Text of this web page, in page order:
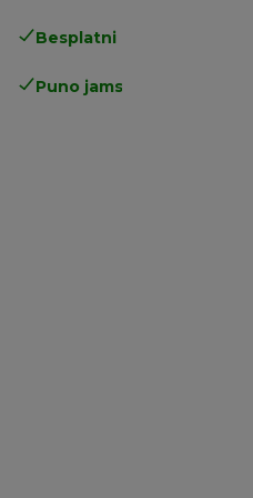
Besplatni povrati
Puno jamstvo proizvođača